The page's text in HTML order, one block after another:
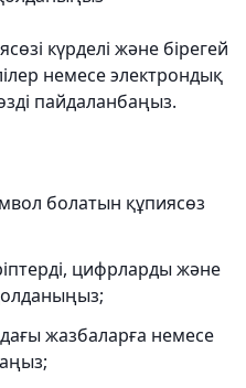
күрделі және бірегей
немесе электрондық
пайдаланбаңыз.
болатын құпиясөз
цифрларды және
жазбаларға немесе